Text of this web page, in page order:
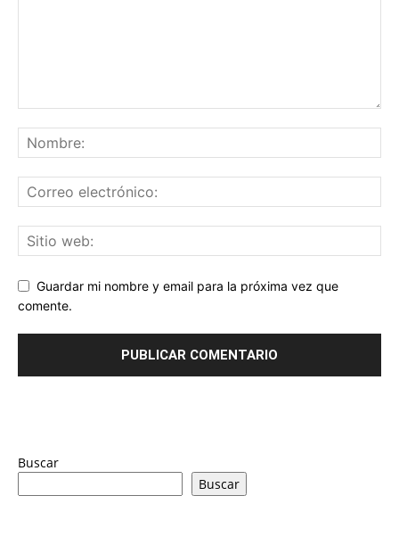
Guardar mi nombre y email para la próxima vez que
comente.
Buscar
Buscar